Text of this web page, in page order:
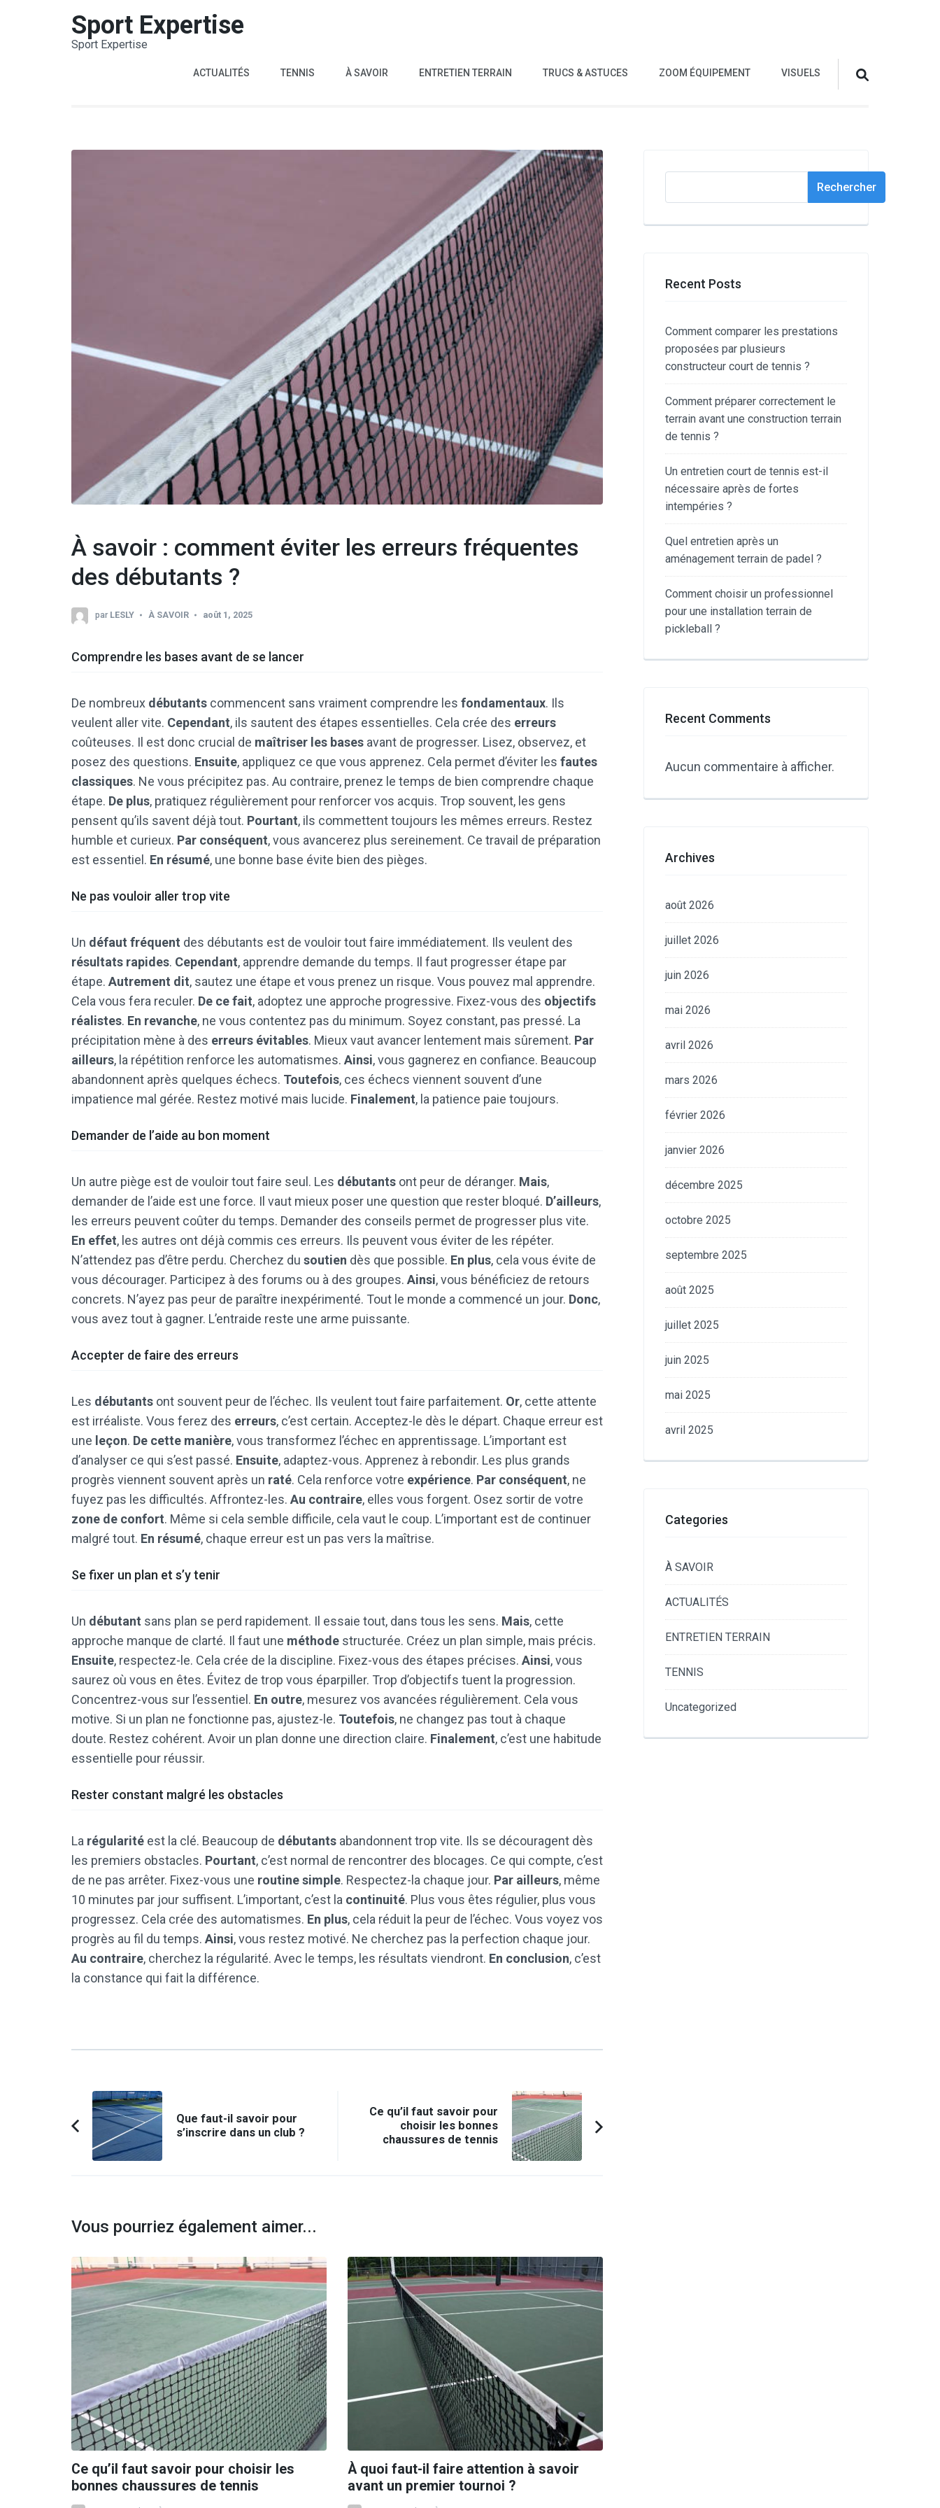
Sport Expertise
Sport Expertise
ACTUALITÉS TENNIS À SAVOIR ENTRETIEN TERRAIN TRUCS & ASTUCES ZOOM ÉQUIPEMENT VISUELS
À savoir : comment éviter les erreurs fréquentes
des débutants ?
par LESLY À SAVOIR août 1, 2025
Comprendre les bases avant de se lancer
De nombreux débutants commencent sans vraiment comprendre les fondamentaux. Ils
veulent aller vite. Cependant, ils sautent des étapes essentielles. Cela crée des erreurs
coûteuses. Il est donc crucial de maîtriser les bases avant de progresser. Lisez, observez, et
posez des questions. Ensuite, appliquez ce que vous apprenez. Cela permet d’éviter les fautes
classiques. Ne vous précipitez pas. Au contraire, prenez le temps de bien comprendre chaque
étape. De plus, pratiquez régulièrement pour renforcer vos acquis. Trop souvent, les gens
pensent qu’ils savent déjà tout. Pourtant, ils commettent toujours les mêmes erreurs. Restez
humble et curieux. Par conséquent, vous avancerez plus sereinement. Ce travail de préparation
est essentiel. En résumé, une bonne base évite bien des pièges.
Ne pas vouloir aller trop vite
Un défaut fréquent des débutants est de vouloir tout faire immédiatement. Ils veulent des
résultats rapides. Cependant, apprendre demande du temps. Il faut progresser étape par
étape. Autrement dit, sautez une étape et vous prenez un risque. Vous pouvez mal apprendre.
Cela vous fera reculer. De ce fait, adoptez une approche progressive. Fixez-vous des objectifs
réalistes. En revanche, ne vous contentez pas du minimum. Soyez constant, pas pressé. La
précipitation mène à des erreurs évitables. Mieux vaut avancer lentement mais sûrement. Par
ailleurs, la répétition renforce les automatismes. Ainsi, vous gagnerez en confiance. Beaucoup
abandonnent après quelques échecs. Toutefois, ces échecs viennent souvent d’une
impatience mal gérée. Restez motivé mais lucide. Finalement, la patience paie toujours.
Demander de l’aide au bon moment
Un autre piège est de vouloir tout faire seul. Les débutants ont peur de déranger. Mais,
demander de l’aide est une force. Il vaut mieux poser une question que rester bloqué. D’ailleurs,
les erreurs peuvent coûter du temps. Demander des conseils permet de progresser plus vite.
En effet, les autres ont déjà commis ces erreurs. Ils peuvent vous éviter de les répéter.
N’attendez pas d’être perdu. Cherchez du soutien dès que possible. En plus, cela vous évite de
vous décourager. Participez à des forums ou à des groupes. Ainsi, vous bénéficiez de retours
concrets. N’ayez pas peur de paraître inexpérimenté. Tout le monde a commencé un jour. Donc,
vous avez tout à gagner. L’entraide reste une arme puissante.
Accepter de faire des erreurs
Les débutants ont souvent peur de l’échec. Ils veulent tout faire parfaitement. Or, cette attente
est irréaliste. Vous ferez des erreurs, c’est certain. Acceptez-le dès le départ. Chaque erreur est
une leçon. De cette manière, vous transformez l’échec en apprentissage. L’important est
d’analyser ce qui s’est passé. Ensuite, adaptez-vous. Apprenez à rebondir. Les plus grands
progrès viennent souvent après un raté. Cela renforce votre expérience. Par conséquent, ne
fuyez pas les difficultés. Affrontez-les. Au contraire, elles vous forgent. Osez sortir de votre
zone de confort. Même si cela semble difficile, cela vaut le coup. L’important est de continuer
malgré tout. En résumé, chaque erreur est un pas vers la maîtrise.
Se fixer un plan et s’y tenir
Un débutant sans plan se perd rapidement. Il essaie tout, dans tous les sens. Mais, cette
approche manque de clarté. Il faut une méthode structurée. Créez un plan simple, mais précis.
Ensuite, respectez-le. Cela crée de la discipline. Fixez-vous des étapes précises. Ainsi, vous
saurez où vous en êtes. Évitez de trop vous éparpiller. Trop d’objectifs tuent la progression.
Concentrez-vous sur l’essentiel. En outre, mesurez vos avancées régulièrement. Cela vous
motive. Si un plan ne fonctionne pas, ajustez-le. Toutefois, ne changez pas tout à chaque
doute. Restez cohérent. Avoir un plan donne une direction claire. Finalement, c’est une habitude
essentielle pour réussir.
Rester constant malgré les obstacles
La régularité est la clé. Beaucoup de débutants abandonnent trop vite. Ils se découragent dès
les premiers obstacles. Pourtant, c’est normal de rencontrer des blocages. Ce qui compte, c’est
de ne pas arrêter. Fixez-vous une routine simple. Respectez-la chaque jour. Par ailleurs, même
10 minutes par jour suffisent. L’important, c’est la continuité. Plus vous êtes régulier, plus vous
progressez. Cela crée des automatismes. En plus, cela réduit la peur de l’échec. Vous voyez vos
progrès au fil du temps. Ainsi, vous restez motivé. Ne cherchez pas la perfection chaque jour.
Au contraire, cherchez la régularité. Avec le temps, les résultats viendront. En conclusion, c’est
la constance qui fait la différence.
Navigation
d'article
Article
précédent :
Que faut-il savoir pour
s’inscrire dans un club ?
Ce qu’il faut savoir pour
choisir les bonnes
chaussures de tennis
Vous pourriez également aimer...
Ce qu’il faut savoir pour choisir les
bonnes chaussures de tennis
À quoi faut-il faire attention à savoir
avant un premier tournoi ?
Rechercher
Recent Posts
Comment comparer les prestations
proposées par plusieurs
constructeur court de tennis ?
Comment préparer correctement le
terrain avant une construction terrain
de tennis ?
Un entretien court de tennis est-il
nécessaire après de fortes
intempéries ?
Quel entretien après un
aménagement terrain de padel ?
Comment choisir un professionnel
pour une installation terrain de
pickleball ?
Recent Comments
Aucun commentaire à afficher.
Archives
août 2026
juillet 2026
juin 2026
mai 2026
avril 2026
mars 2026
février 2026
janvier 2026
décembre 2025
octobre 2025
septembre 2025
août 2025
juillet 2025
juin 2025
mai 2025
avril 2025
Categories
À SAVOIR
ACTUALITÉS
ENTRETIEN TERRAIN
TENNIS
Uncategorized